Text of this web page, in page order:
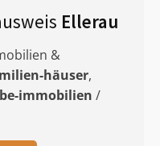
Ellerau
&
häuser,
immobilien /